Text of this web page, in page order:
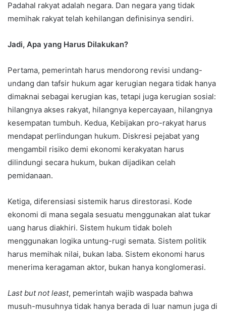
Padahal rakyat adalah negara. Dan negara yang tidak
memihak rakyat telah kehilangan definisinya sendiri.
Jadi, Apa yang Harus Dilakukan?
Pertama, pemerintah harus mendorong revisi undang-
undang dan tafsir hukum agar kerugian negara tidak hanya
dimaknai sebagai kerugian kas, tetapi juga kerugian sosial:
hilangnya akses rakyat, hilangnya kepercayaan, hilangnya
kesempatan tumbuh. Kedua, Kebijakan pro-rakyat harus
mendapat perlindungan hukum. Diskresi pejabat yang
mengambil risiko demi ekonomi kerakyatan harus
dilindungi secara hukum, bukan dijadikan celah
pemidanaan.
Ketiga, diferensiasi sistemik harus direstorasi. Kode
ekonomi di mana segala sesuatu menggunakan alat tukar
uang harus diakhiri. Sistem hukum tidak boleh
menggunakan logika untung-rugi semata. Sistem politik
harus memihak nilai, bukan laba. Sistem ekonomi harus
menerima keragaman aktor, bukan hanya konglomerasi.
Last but not least, pemerintah wajib waspada bahwa
musuh-musuhnya tidak hanya berada di luar namun juga di